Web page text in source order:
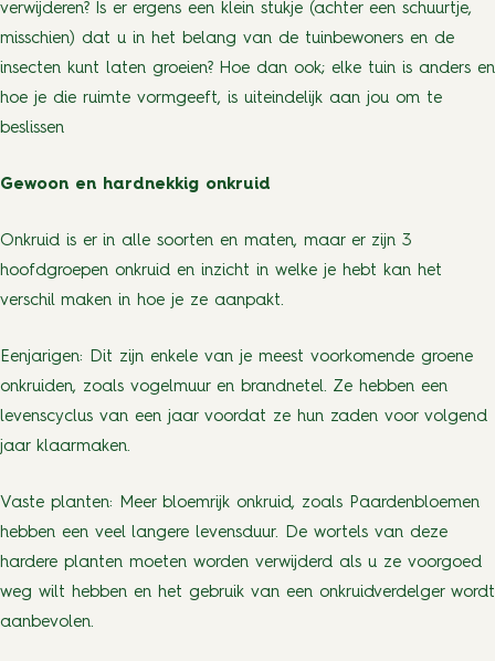
verwijderen? Is er ergens een klein stukje (achter een schuurtje,
misschien) dat u in het belang van de tuinbewoners en de
insecten kunt laten groeien? Hoe dan ook; elke tuin is anders en
hoe je die ruimte vormgeeft, is uiteindelijk aan jou om te
beslissen
Gewoon en hardnekkig onkruid
Onkruid is er in alle soorten en maten, maar er zijn 3
hoofdgroepen onkruid en inzicht in welke je hebt kan het
verschil maken in hoe je ze aanpakt.
Eenjarigen: Dit zijn enkele van je meest voorkomende groene
onkruiden, zoals vogelmuur en brandnetel. Ze hebben een
levenscyclus van een jaar voordat ze hun zaden voor volgend
jaar klaarmaken.
Vaste planten: Meer bloemrijk onkruid, zoals Paardenbloemen
hebben een veel langere levensduur. De wortels van deze
hardere planten moeten worden verwijderd als u ze voorgoed
weg wilt hebben en het gebruik van een onkruidverdelger wordt
aanbevolen.